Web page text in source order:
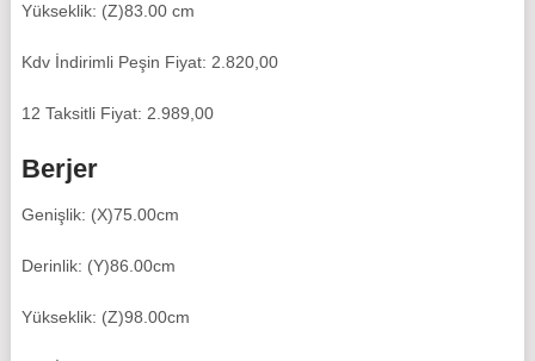
Yükseklik: (Z)83.00 cm
Kdv İndirimli Peşin Fiyat: 2.820,00
12 Taksitli Fiyat: 2.989,00
Berjer
Genişlik: (X)75.00cm
Derinlik: (Y)86.00cm
Yükseklik: (Z)98.00cm